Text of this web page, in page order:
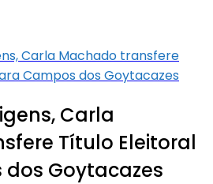
Carla Machado transfere
Campos dos Goytacazes
Carla
Título Eleitoral
Goytacazes